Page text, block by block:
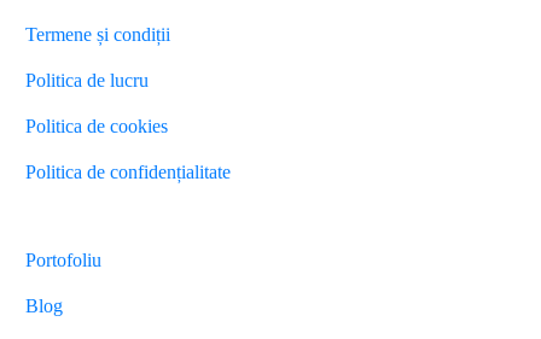
Termene și condiții
Politica de lucru
Politica de cookies
Politica de confidențialitate
Portofoliu
Blog